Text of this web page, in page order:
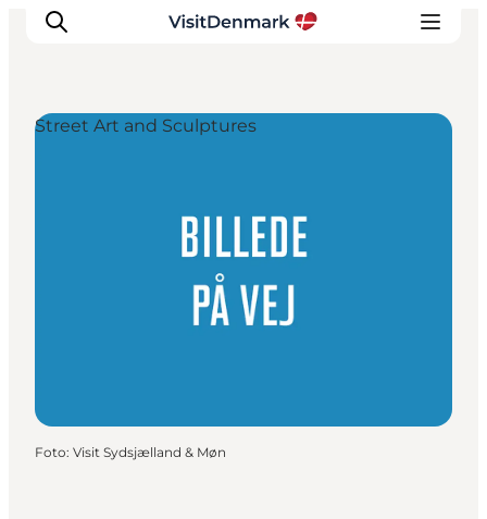
Street Art and Sculptures
Foto: Visit Sydsjælland & Møn